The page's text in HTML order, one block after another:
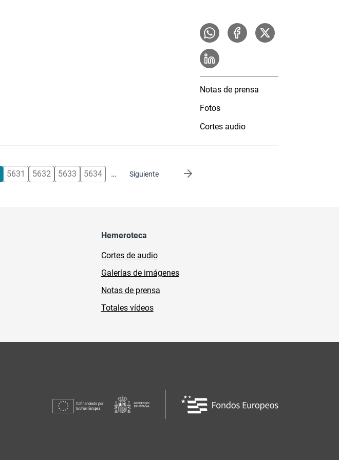
Notas de prensa
Fotos
Cortes audio
5631 5632 5633 5634 … Siguiente
Siguiente página
Hemeroteca
Cortes de audio
Galerías de imágenes
Notas de prensa
Totales vídeos